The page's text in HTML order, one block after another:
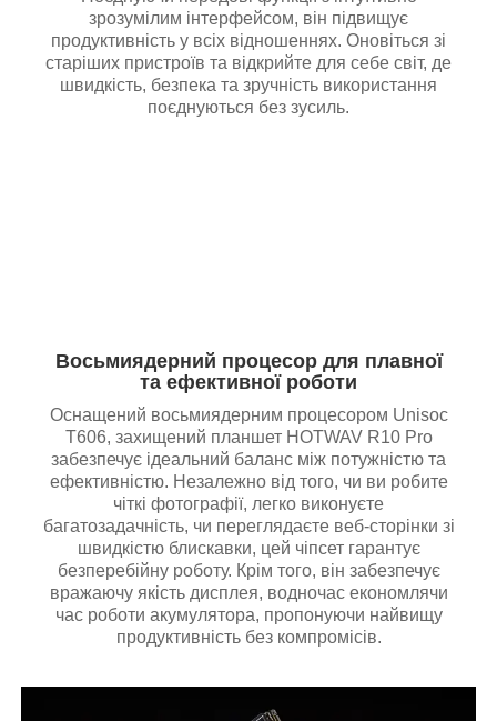
зрозумілим інтерфейсом, він підвищує
продуктивність у всіх відношеннях. Оновіться зі
старіших пристроїв та відкрийте для себе світ, де
швидкість, безпека та зручність використання
поєднуються без зусиль.
Восьмиядерний процесор для плавної
та ефективної роботи
Оснащений восьмиядерним процесором Unisoc
T606, захищений планшет HOTWAV R10 Pro
забезпечує ідеальний баланс між потужністю та
ефективністю. Незалежно від того, чи ви робите
чіткі фотографії, легко виконуєте
багатозадачність, чи переглядаєте веб-сторінки зі
швидкістю блискавки, цей чіпсет гарантує
безперебійну роботу. Крім того, він забезпечує
вражаючу якість дисплея, водночас економлячи
час роботи акумулятора, пропонуючи найвищу
продуктивність без компромісів.